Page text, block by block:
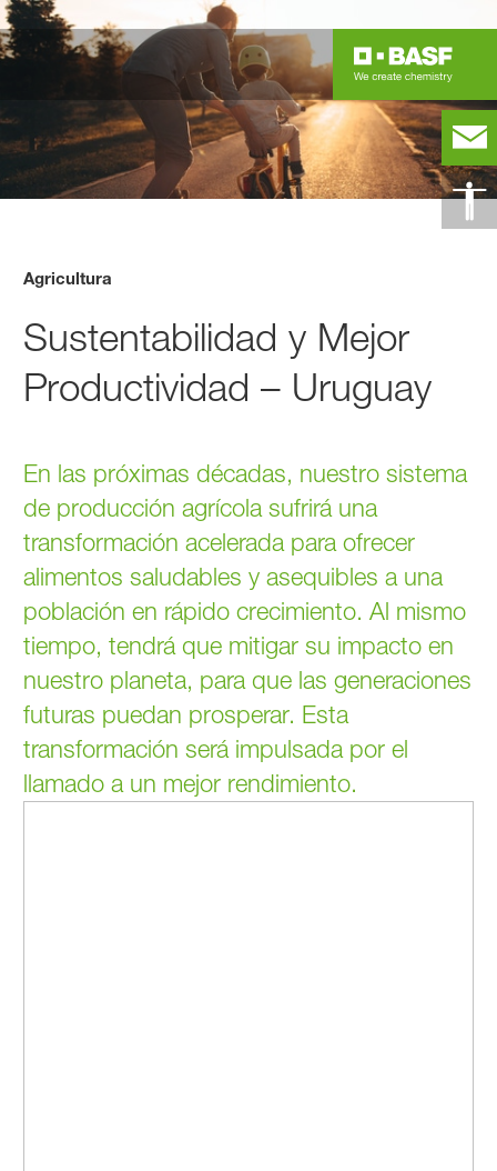
Agricultura
Sustentabilidad y Mejor
Productividad – Uruguay
En las próximas décadas, nuestro sistema
de producción agrícola sufrirá una
transformación acelerada para ofrecer
alimentos saludables y asequibles a una
población en rápido crecimiento. Al mismo
tiempo, tendrá que mitigar su impacto en
nuestro planeta, para que las generaciones
futuras puedan prosperar. Esta
transformación será impulsada por el
llamado a un mejor rendimiento.